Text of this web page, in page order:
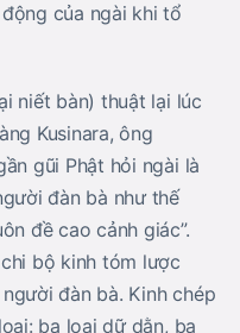
của ngài khi tổ
niết bàn) thuật lại lúc
Kusinara, ông
gũi Phật hỏi ngài là
đàn bà như thế
đề cao cảnh giác”.
bộ kinh tóm lược
đàn bà. Kinh chép
ba loại dữ dằn, ba